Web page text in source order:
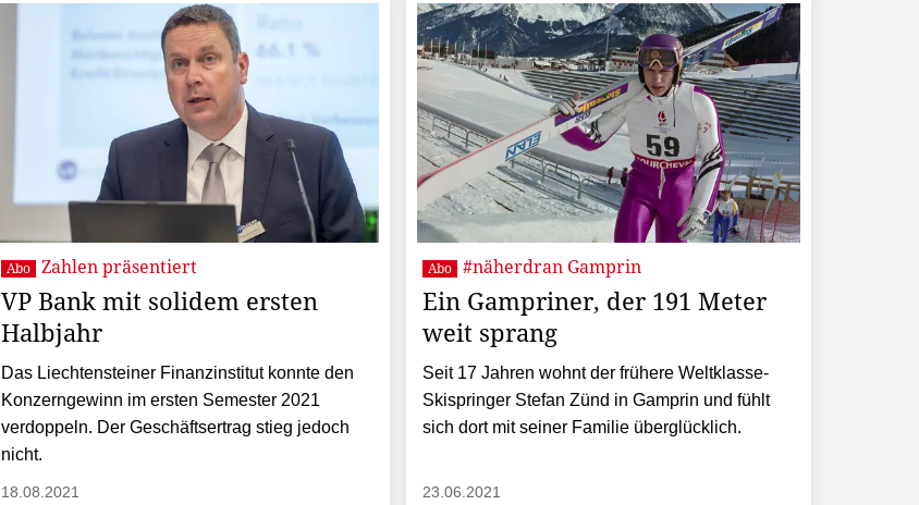
Abo Zahlen präsentiert
VP Bank mit solidem ersten
Halbjahr
Das Liechtensteiner Finanzinstitut konnte den
Konzerngewinn im ersten Semester 2021
verdoppeln. Der Geschäftsertrag stieg jedoch
nicht.
18.08.2021
Abo #näherdran Gamprin
Ein Gampriner, der 191 Meter
weit sprang
Seit 17 Jahren wohnt der frühere Weltklasse-
Skispringer Stefan Zünd in Gamprin und fühlt
sich dort mit seiner Familie überglücklich.
23.06.2021